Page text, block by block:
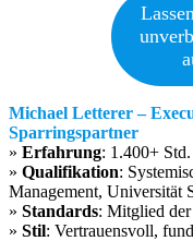
Michael Letterer –
Sparringspartner
» Erfahrung: 1.400+
» Qualifikation:
Management, Universität
» Standards: Mitglied
» Stil: Vertrauensvoll,